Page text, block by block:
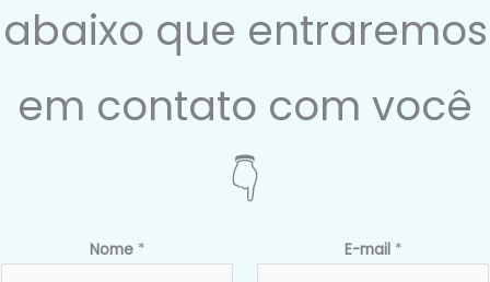
abaixo que entraremos
em contato com você
👇
Nome * E-mail *